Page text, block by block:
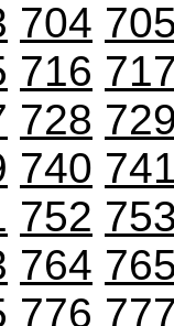
704
716
728
740
752
764
776